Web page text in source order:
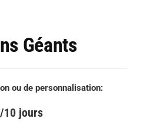
Géants
ou de personnalisation:
10 jours